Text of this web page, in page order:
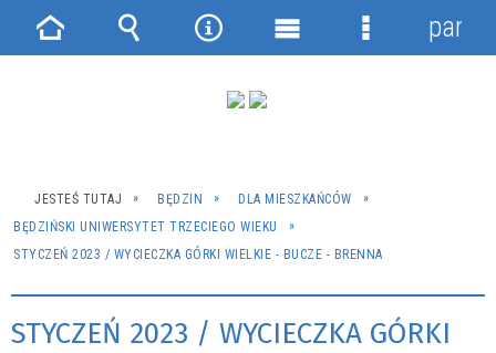
JESTEŚ TUTAJ BĘDZIN
DLA MIESZKAŃCÓW
BĘDZIŃSKI UNIWERSYTET TRZECIEGO WIEKU
STYCZEŃ 2023 / WYCIECZKA GÓRKI WIELKIE - BUCZE - BRENNA
STYCZEŃ 2023 / WYCIECZKA GÓRKI
Strona Wyszukiwarka
NarzędziaMenu
Menu
panel